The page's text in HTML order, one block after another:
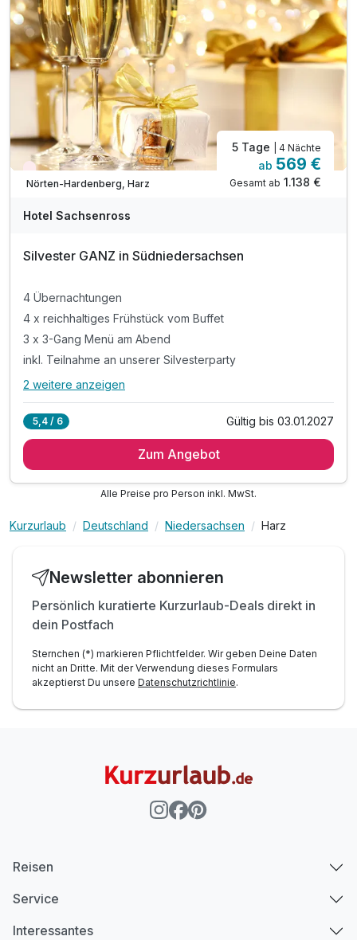
inkl. Leihbademantel und -Slipper
inkl. Infrarot Kabine
inkl. Parkplatz
inkl. W-LAN
Familienzeit o. Zeit zu zweit- alles ist möglich!
Aktuell ausgebucht
Nörten-Hardenberg, Harz
5 Tage | 4 Nächte
ab 569 €
Gesamt ab 1.138 €
Hotel Sachsenross
Silvester GANZ in Südniedersachsen
4 Übernachtungen
4 x reichhaltiges Frühstück vom Buffet
3 x 3-Gang Menü am Abend
inkl. Teilnahme an unserer Silvesterparty
Alle Inklusivleistungen
4 x reichhaltiges Frühstück vom Buffet
inkl. Teilnahme an unserer Silvesterparty
2 weitere anzeigen
5,4 / 6 Gültig bis 03.01.2027
Zum Angebot
Alle Preise pro Person inkl. MwSt.
Kurzurlaub Deutschland Niedersachsen Harz
Newsletter abonnieren
Persönlich kuratierte Kurzurlaub-Deals direkt in
dein Postfach
Sternchen (*) markieren Pflichtfelder. Wir geben Deine Daten
nicht an Dritte. Mit der Verwendung dieses Formulars
akzeptierst Du unsere Datenschutzrichtlinie.
Reisen
Service
Interessantes